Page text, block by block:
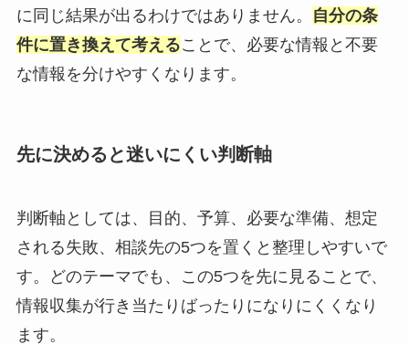
に同じ結果が出るわけではありません。
自分の条
件に置き換えて考えることで、必要な情報と不要
な情報を分けやすくなります。
先に決めると迷いにくい判断軸
判断軸としては、目的、予算、必要な準備、想定
される失敗、相談先の5つを置くと整理しやすいで
す。どのテーマでも、この5つを先に見ることで、
情報収集が行き当たりばったりになりにくくなり
ます。